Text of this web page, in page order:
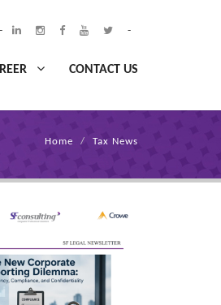
- -
CONTACT US
Home Tax News